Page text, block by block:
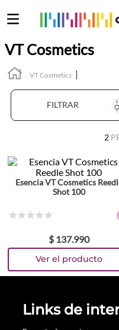
VT Cosmetics
VT Cosmetics
FILTRAR
2
Esencia VT Cosmetics
Shot 100
$ 137.990
Links de